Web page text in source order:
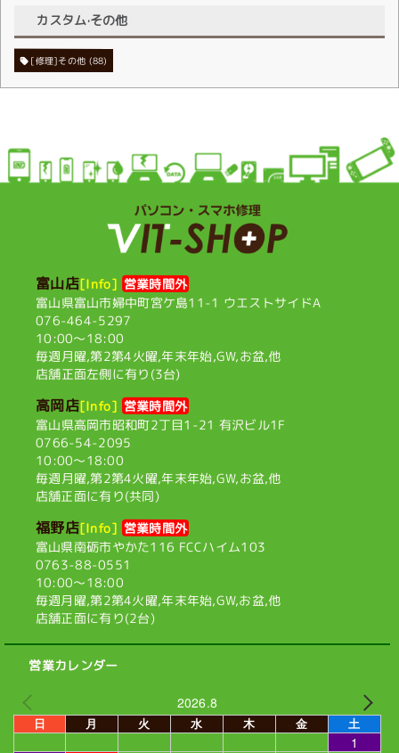
カスタム·その他
[修理]その他 (88)
富山店[Info] 営業時間外
富山県富山市婦中町宮ケ島11-1 ウエストサイドA
076-464-5297
10:00〜18:00
毎週月曜,第2第4火曜,年末年始,GW,お盆,他
店舗正面左側に有り(3台)
高岡店[Info] 営業時間外
富山県高岡市昭和町2丁目1-21 有沢ビル1F
0766-54-2095
10:00〜18:00
毎週月曜,第2第4火曜,年末年始,GW,お盆,他
店舗正面に有り(共同)
福野店[Info] 営業時間外
富山県南砺市やかた116 FCCハイム103
0763-88-0551
10:00〜18:00
毎週月曜,第2第4火曜,年末年始,GW,お盆,他
店舗正面に有り(2台)
営業カレンダー
2026.8
日 月 火 水 木 金 土
1